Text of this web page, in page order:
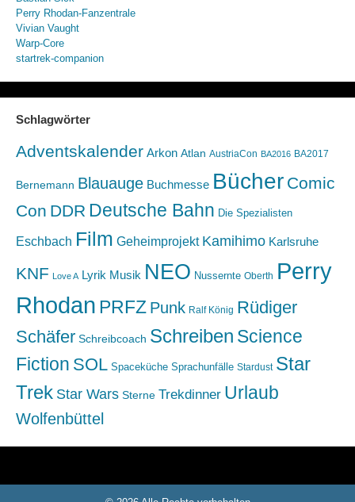
Perry Rhodan-Fanzentrale
Vivian Vaught
Warp-Core
startrek-companion
Schlagwörter
Adventskalender Arkon Atlan AustriaCon BA2016 BA2017
Bernemann Blauauge Buchmesse Bücher Comic
Con DDR Deutsche Bahn Die Spezialisten
Eschbach Film Geheimprojekt Kamihimo Karlsruhe
KNF Love A Lyrik Musik NEO Nussernte Oberth Perry
Rhodan PRFZ Punk Ralf König Rüdiger
Schäfer Schreibcoach Schreiben Science
Fiction SOL Spaceküche Sprachunfälle Stardust Star
Trek Star Wars Sterne Trekdinner Urlaub
Wolfenbüttel